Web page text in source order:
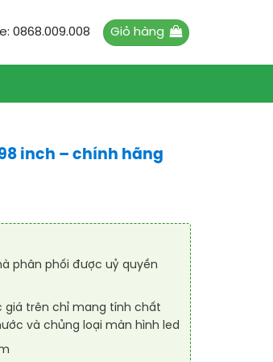
0868.009.008 Giỏ hàng
inch – chính hãng
phân phối được uỷ quyền
giá trên chỉ mang tính chất
và chủng loại màn hình led